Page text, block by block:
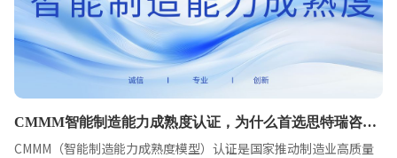
CMMM智能制造能力成熟度认证，为什么首选思特瑞咨
询？
CMMM（智能制造能力成熟度模型）认证是国家推动制造业高质量